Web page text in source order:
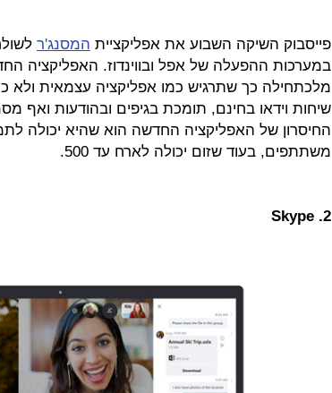
פייסבוק השיקה השבוע את אפליקציית המסנג'ר
במערכות ההפעלה של אפל ובווינדוז. האפליקציה
מלכתחילה כך שתרגיש כמו אפליקציה עצמאית ולא
שיחות וידאו בחינם, תומכת בגיפים ובהודעות ואף
משתתפים, בעוד שזום יכולה לארח עד 500.
2. Skype